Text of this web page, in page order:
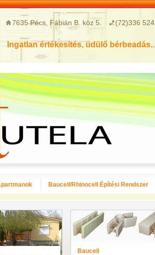
7635 Pécs, Fábián B. köz 5. (72)336 524
Ingatlan értékesítés, üdülő
Baucell/Rhinocell Építési Rendszer
Baucell